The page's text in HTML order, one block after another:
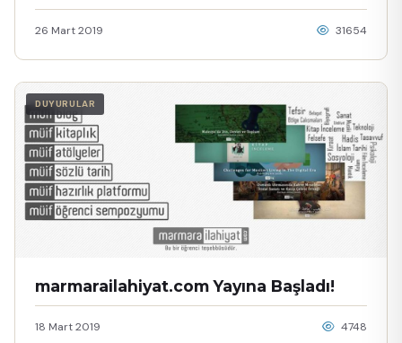
26 Mart 2019 31654
DUYURULAR
marmarailahiyat.com Yayına Başladı!
18 Mart 2019 4748